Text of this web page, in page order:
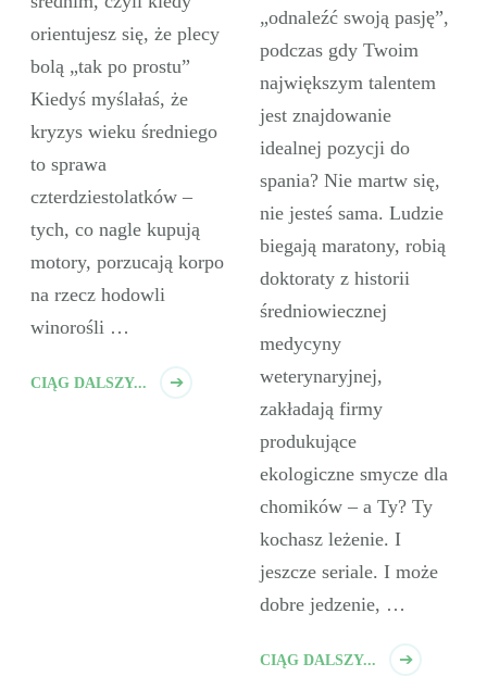
orientujesz się, że plecy
bolą „tak po prostu”
Kiedyś myślałaś, że
kryzys wieku średniego
to sprawa
czterdziestolatków –
tych, co nagle kupują
motory, porzucają korpo
na rzecz hodowli
winorośli …
CIĄG DALSZY...
„odnaleźć swoją pasję”,
podczas gdy Twoim
największym talentem
jest znajdowanie
idealnej pozycji do
spania? Nie martw się,
nie jesteś sama. Ludzie
biegają maratony, robią
doktoraty z historii
średniowiecznej
medycyny
weterynaryjnej,
zakładają firmy
produkujące
ekologiczne smycze dla
chomików – a Ty? Ty
kochasz leżenie. I
jeszcze seriale. I może
dobre jedzenie, …
CIĄG DALSZY...